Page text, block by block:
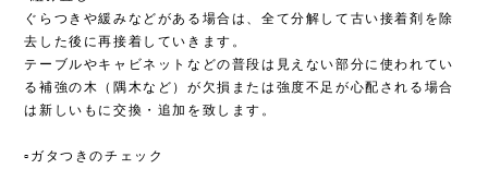
ぐらつきや緩みなどがある場合は、全て分解して古い接着剤を除
去した後に再接着していきます。
テーブルやキャビネットなどの普段は見えない部分に使われてい
る補強の木（隅木など）が欠損または強度不足が心配される場合
は新しいもに交換・追加を致します。
▫︎ガタつきのチェック